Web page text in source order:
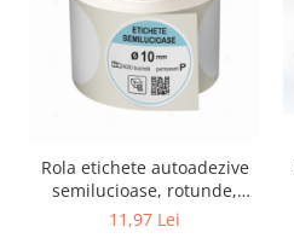
Rola etichete autoadezive
semilucioase, rotunde,
diametru 10 mm, adeziv
11,97 Lei